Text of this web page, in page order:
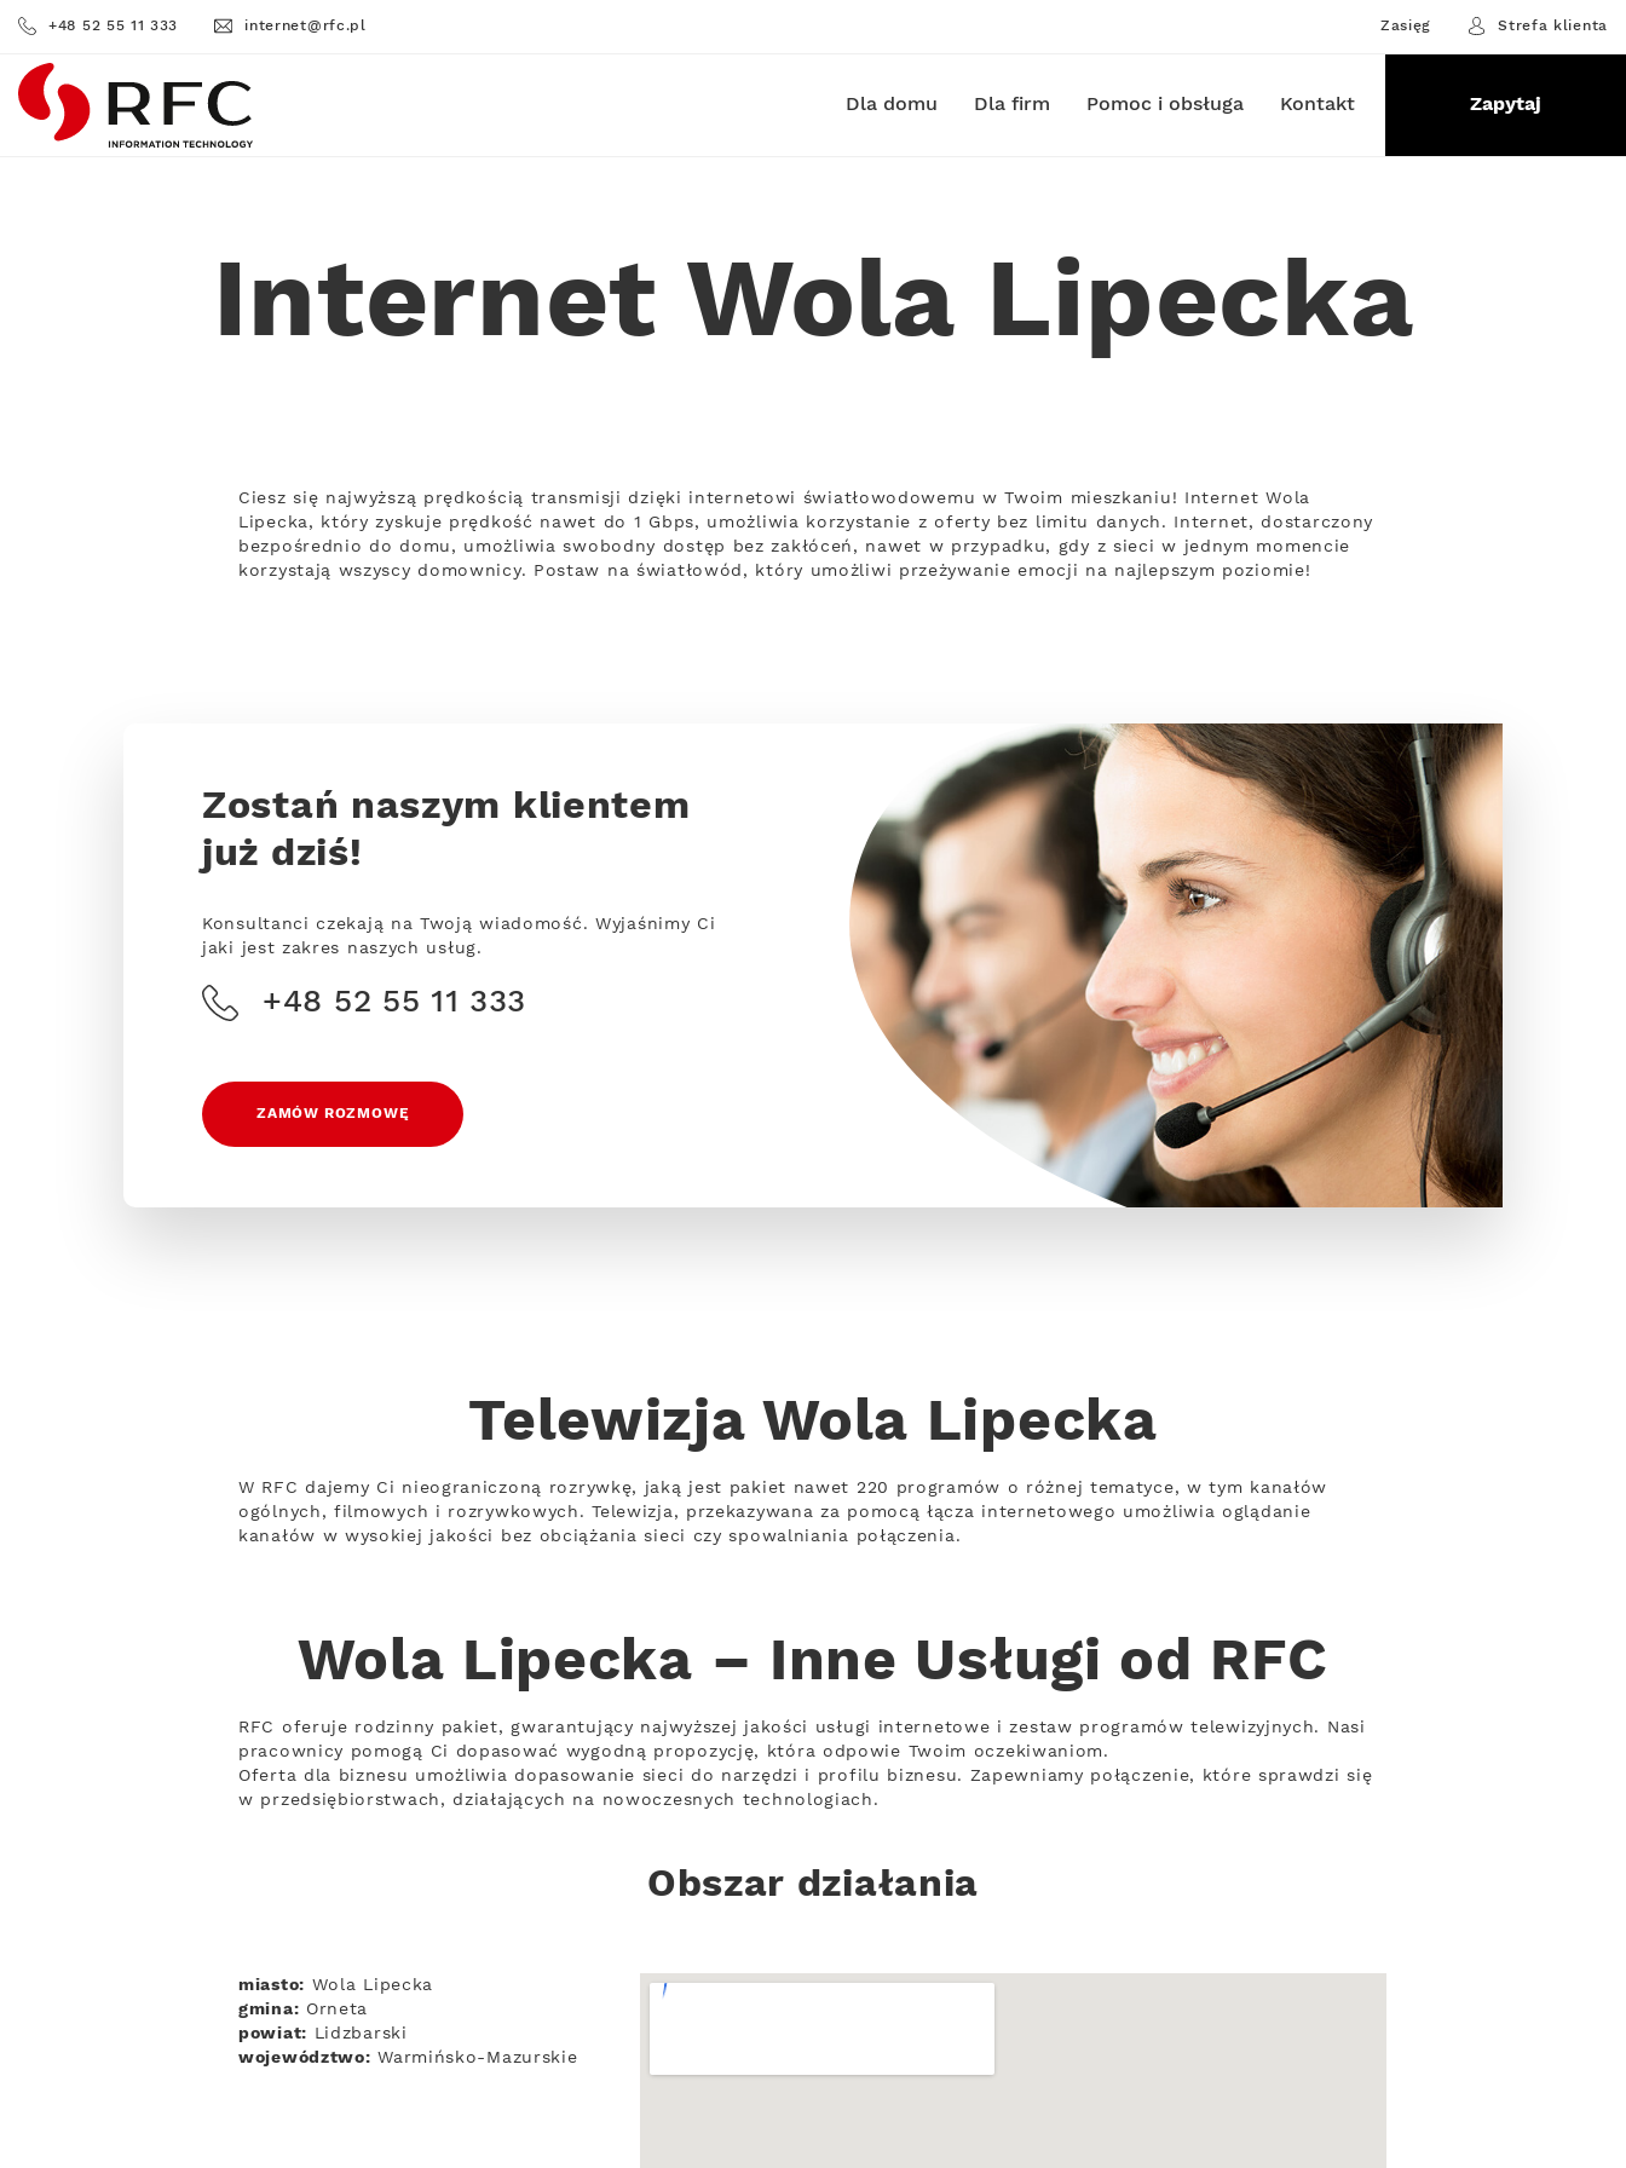
+48 52 55 11 333 internet@rfc.pl Zasięg Strefa klienta
RFC Dla domu Dla firm Pomoc i obsługa Kontakt Zapytaj
Internet Wola Lipecka
Ciesz się najwyższą prędkością transmisji dzięki internetowi światłowodowemu w Twoim mieszkaniu! Internet Wola
Lipecka, który zyskuje prędkość nawet do 1 Gbps, umożliwia korzystanie z oferty bez limitu danych. Internet, dostarczony
bezpośrednio do domu, umożliwia swobodny dostęp bez zakłóceń, nawet w przypadku, gdy z sieci w jednym momencie
korzystają wszyscy domownicy. Postaw na światłowód, który umożliwi przeżywanie emocji na najlepszym poziomie!
Zostań naszym klientem
już dziś!
Konsultanci czekają na Twoją wiadomość. Wyjaśnimy Ci
jaki jest zakres naszych usług.
+48 52 55 11 333
ZAMÓW ROZMOWĘ
Telewizja Wola Lipecka
W RFC dajemy Ci nieograniczoną rozrywkę, jaką jest pakiet nawet 220 programów o różnej tematyce, w tym kanałów
ogólnych, filmowych i rozrywkowych. Telewizja, przekazywana za pomocą łącza internetowego umożliwia oglądanie
kanałów w wysokiej jakości bez obciążania sieci czy spowalniania połączenia.
Wola Lipecka – Inne Usługi od RFC
RFC oferuje rodzinny pakiet, gwarantujący najwyższej jakości usługi internetowe i zestaw programów telewizyjnych. Nasi
pracownicy pomogą Ci dopasować wygodną propozycję, która odpowie Twoim oczekiwaniom.
Oferta dla biznesu umożliwia dopasowanie sieci do narzędzi i profilu biznesu. Zapewniamy połączenie, które sprawdzi się
w przedsiębiorstwach, działających na nowoczesnych technologiach.
Obszar działania
miasto: Wola Lipecka
gmina: Orneta
powiat: Lidzbarski
województwo: Warmińsko-Mazurskie